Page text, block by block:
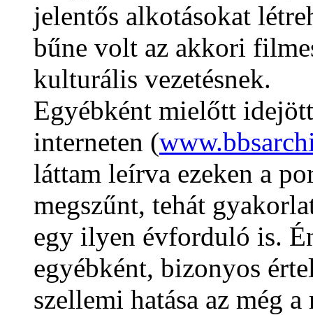
jelentős alkotásokat
bűne volt az akkori
kulturális vezetésnek.
Egyébként mielőtt
interneten (
láttam leírva ezeken a
megszűnt, tehát
egy ilyen évforduló is.
egyébként, bizonyos
szellemi hatása az még